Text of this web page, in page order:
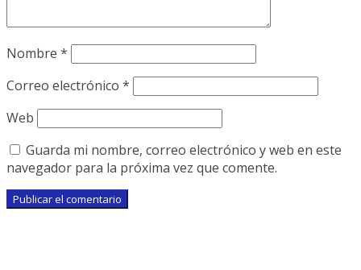
Nombre *
Correo electrónico *
Web
Guarda mi nombre, correo electrónico y web en este
navegador para la próxima vez que comente.